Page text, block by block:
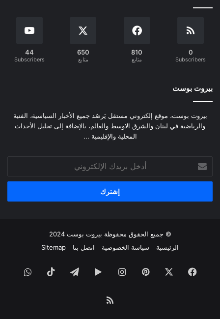
0
Subscribers
810
متابع
650
متابع
44
Subscribers
بيروت بوست
بيروت بوست، موقع إلكتروني مستقل يَرصُد جميع الأخبار السياسية، الفنية
والرياضية في لبنان والشرق الاوسط والعالم، بالإضافة إلى تحليل الأحداث
المحلية والإقليمية ...
بريدك
الإلكتروني
© جميع الحقوق محفوظة بيروت بوست 2024
الرئيسية
سياسة الخصوصية اتصل بنا Sitemap
فيسبوك بينتيريستانستقرام‏Googleتيلقرام ‫TikTok
ملخص